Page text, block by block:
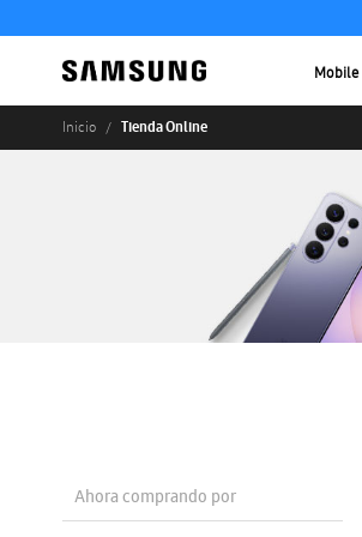
Mobile
Inicio Tienda Online
Ahora comprando por